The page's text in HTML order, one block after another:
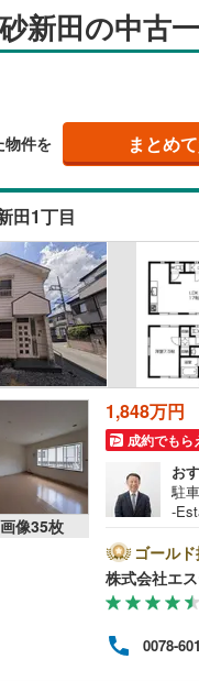
新田の中古
物件を まとめ
田1丁目
画像35枚
1,848万円
成約でもら
お
駐
-
上
隅
す
替
ま
ゴール
株式会社エ
0078-
北陸 新潟
大阪
鳥取
沖縄 福岡
当物件0件
岩槻区
飯能市(
東松山
羽生市(
上尾市(
蕨市(36
朝霞市(
新座市
北本市(
三郷市(
吉川市(
北足立
入間郡
当物件0件
大字笠幡
大字上
広栄町(
大字砂(
大字砂
野田町(
富士見
大字増
南通町(
大字吉
豊田町(
広谷新町
かし野
当物件0件
秋田新
その他 秩父鉄道
西武秩
西武山口
当物件0件
当物件0件
床暖房
駐車場
（1）
二世帯
サー
最寄り
配置、向
前道6m
平坦地
LD
リビン
当物件0件